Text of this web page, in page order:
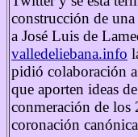
construcción de
a José Luis de
valledeliebana.info
pidió colaboración
que aporten ideas
conmeración de los
coronación